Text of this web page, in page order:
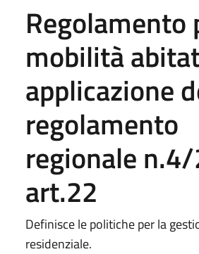
Regolamento
mobilità
applicazione
regolamento
regionale
art.22
Definisce le politiche per la
residenziale.